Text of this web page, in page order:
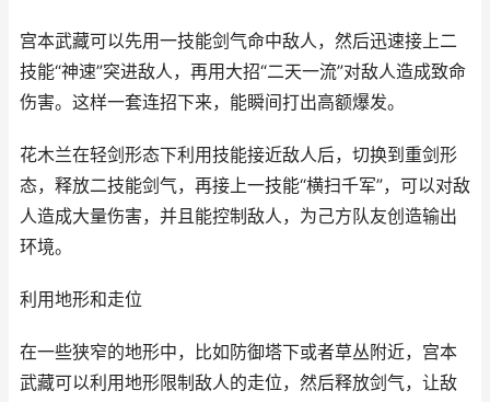
宫本武藏可以先用一技能剑气命中敌人，然后迅速接上二
技能“神速”突进敌人，再用大招“二天一流”对敌人造成致命
伤害。这样一套连招下来，能瞬间打出高额爆发。
花木兰在轻剑形态下利用技能接近敌人后，切换到重剑形
态，释放二技能剑气，再接上一技能“横扫千军”，可以对敌
人造成大量伤害，并且能控制敌人，为己方队友创造输出
环境。
利用地形和走位
在一些狭窄的地形中，比如防御塔下或者草丛附近，宫本
武藏可以利用地形限制敌人的走位，然后释放剑气，让敌